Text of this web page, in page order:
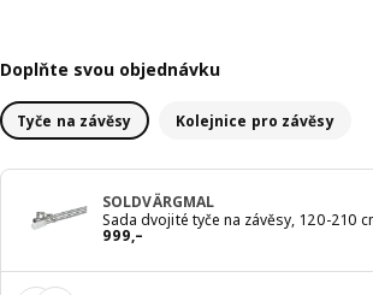
Doplňte svou objednávku
Tyče na závěsy Kolejnice pro závěsy
SOLDVÄRGMAL
Sada dvojité tyče na závěsy, 120-210
999,–
Cena 999,–